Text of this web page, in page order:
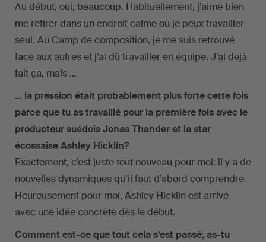
Au début, oui, beaucoup. Habituellement, j’aime bien
me retirer dans un endroit calme où je peux travailler
seul. Au Camp de composition, je me suis retrouvé
face aux autres et j’ai dû travailler en équipe. J’ai déjà
fait ça, mais …
… la pression était probablement plus forte cette fois
parce que tu as travaillé pour la première fois avec le
producteur suédois Jonas Thander et la star
écossaise Ashley Hicklin?
Exactement, c’est juste tout nouveau pour moi: il y a de
nouvelles dynamiques qu’il faut d’abord comprendre.
Heureusement pour moi, Ashley Hicklin est arrivé
avec une idée concrète dès le début.
Comment est-ce que tout cela s’est passé, as-tu